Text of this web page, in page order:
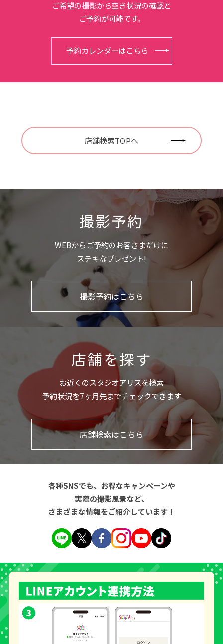
ご希望の撮影から空き状況の確認と
ご予約が可能です。
予約カレンダーはこちら
店舗検索TOPへ
撮影予約
WEBからご予約のお客さまだけに
ステキなプレゼント!
撮影予約はこちら
店舗を探す
お近くのスタジオアリスを検索
予約状況を7ヶ月先までチェックできます
店舗検索はこちら
各種SNSでも、お得なキャンペーンや
実際の撮影風景など、
さまざまな情報をご紹介しています！